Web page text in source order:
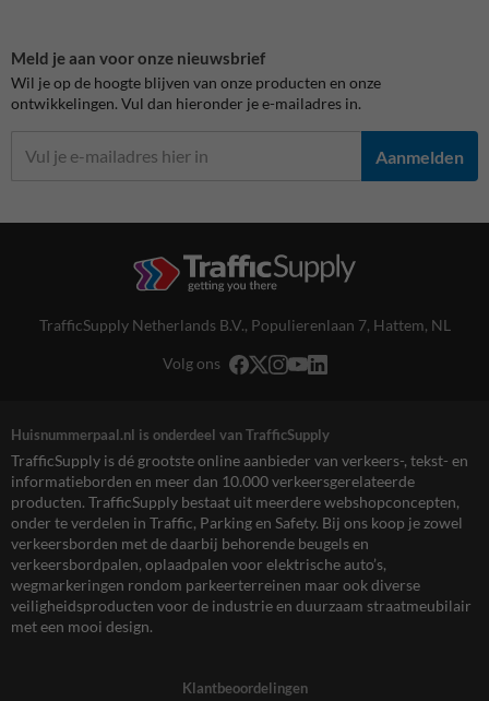
Meld je aan voor onze nieuwsbrief
Wil je op de hoogte blijven van onze producten en onze
ontwikkelingen. Vul dan hieronder je e-mailadres in.
Aanmelden
TrafficSupply Netherlands B.V., Populierenlaan 7, Hattem, NL
Volg ons
Huisnummerpaal.nl is onderdeel van TrafficSupply
TrafficSupply is dé grootste online aanbieder van verkeers-, tekst- en
informatieborden en meer dan 10.000 verkeersgerelateerde
producten. TrafficSupply bestaat uit meerdere webshopconcepten,
onder te verdelen in Traffic, Parking en Safety. Bij ons koop je zowel
verkeersborden met de daarbij behorende beugels en
verkeersbordpalen, oplaadpalen voor elektrische auto’s,
wegmarkeringen rondom parkeerterreinen maar ook diverse
veiligheidsproducten voor de industrie en duurzaam straatmeubilair
met een mooi design.
Klantbeoordelingen